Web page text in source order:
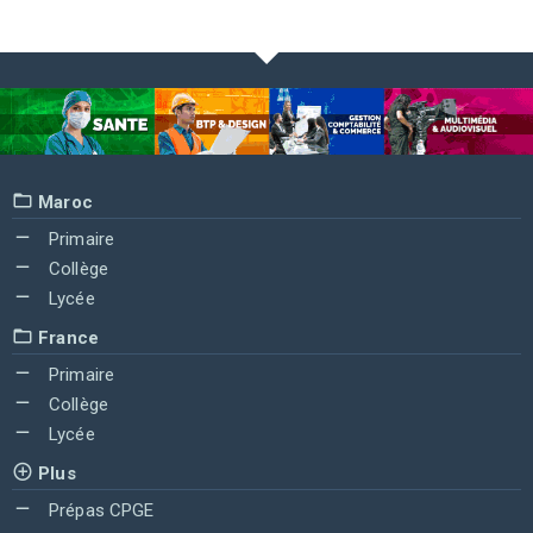
Maroc
Primaire
Collège
Lycée
France
Primaire
Collège
Lycée
Plus
Prépas CPGE